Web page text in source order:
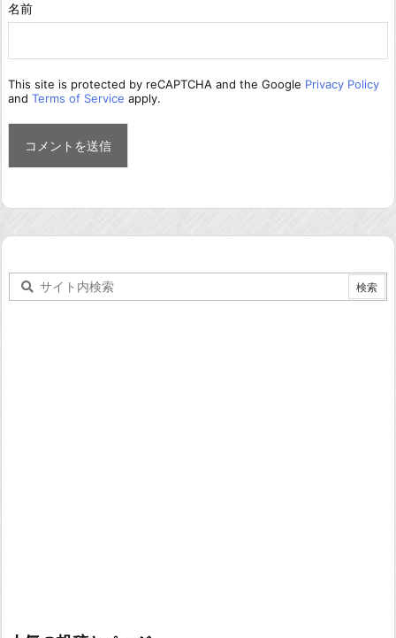
名前
This site is protected by reCAPTCHA and the Google Privacy Policy
and Terms of Service apply.